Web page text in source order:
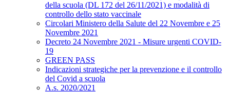
della scuola (DL 172 del 26/11/2021) e modalità di
controllo dello stato vaccinale
Circolari Ministero della Salute del 22 Novembre e 25
Novembre 2021
Decreto 24 Novembre 2021 - Misure urgenti COVID-
19
GREEN PASS
Indicazioni strategiche per la prevenzione e il controllo
del Covid a scuola
A.s. 2020/2021